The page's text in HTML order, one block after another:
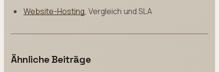
Website-Hosting, Vergleich und SLA
Ähnliche Beiträge